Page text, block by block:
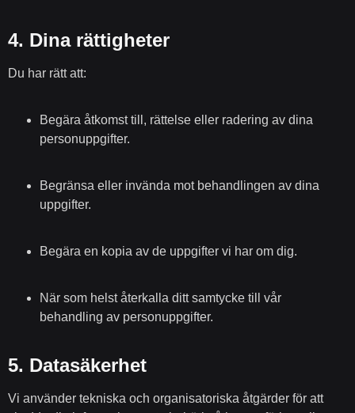
4. Dina rättigheter
Du har rätt att:
Begära åtkomst till, rättelse eller radering av dina
personuppgifter.
Begränsa eller invända mot behandlingen av dina
uppgifter.
Begära en kopia av de uppgifter vi har om dig.
När som helst återkalla ditt samtycke till vår
behandling av personuppgifter.
5. Datasäkerhet
Vi använder tekniska och organisatoriska åtgärder för att